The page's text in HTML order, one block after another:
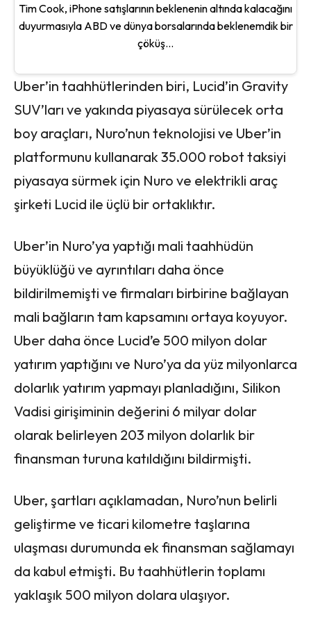
Tim Cook, iPhone satışlarının beklenenin altında kalacağını
duyurmasıyla ABD ve dünya borsalarında beklenemdik bir
çöküş...
Uber’in taahhütlerinden biri, Lucid’in Gravity
SUV’ları ve yakında piyasaya sürülecek orta
boy araçları, Nuro’nun teknolojisi ve Uber’in
platformunu kullanarak 35.000 robot taksiyi
piyasaya sürmek için Nuro ve elektrikli araç
şirketi Lucid ile üçlü bir ortaklıktır.
Uber’in Nuro’ya yaptığı mali taahhüdün
büyüklüğü ve ayrıntıları daha önce
bildirilmemişti ve firmaları birbirine bağlayan
mali bağların tam kapsamını ortaya koyuyor.
Uber daha önce Lucid’e 500 milyon dolar
yatırım yaptığını ve Nuro’ya da yüz milyonlarca
dolarlık yatırım yapmayı planladığını, Silikon
Vadisi girişiminin değerini 6 milyar dolar
olarak belirleyen 203 milyon dolarlık bir
finansman turuna katıldığını bildirmişti.
Uber, şartları açıklamadan, Nuro’nun belirli
geliştirme ve ticari kilometre taşlarına
ulaşması durumunda ek finansman sağlamayı
da kabul etmişti. Bu taahhütlerin toplamı
yaklaşık 500 milyon dolara ulaşıyor.